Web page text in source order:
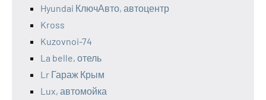
Hyundai КлючАвто, автоцентр
Kross
Kuzovnoi-74
La belle, отель
Lr Гараж Крым
Lux, автомойка